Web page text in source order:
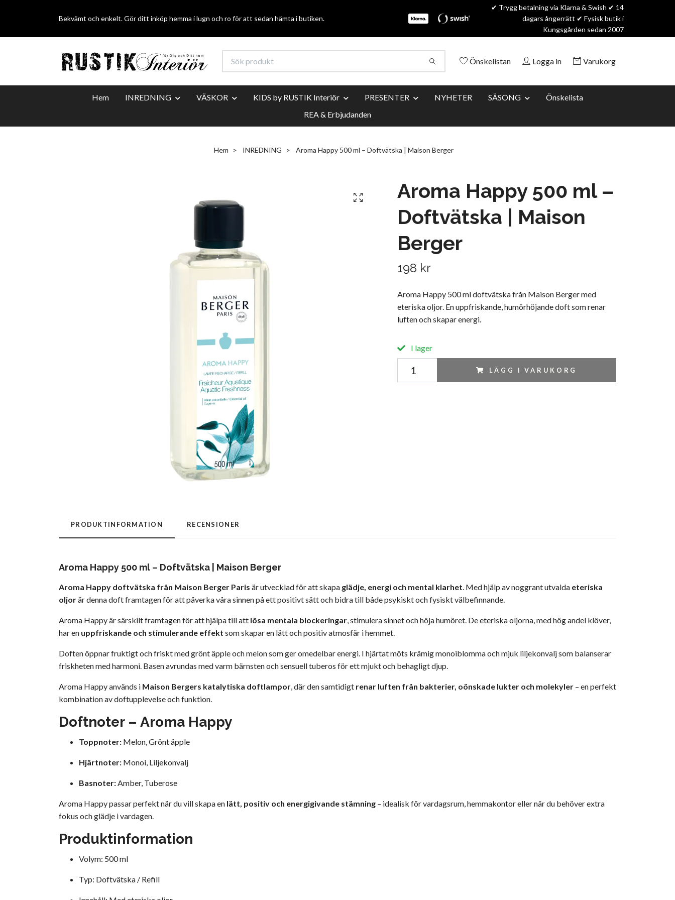
Bekvämt och enkelt. Gör ditt inköp hemma i lugn och ro för att sedan hämta i butiken.
✔ Trygg betalning via Klarna & Swish ✔ 14
dagars ångerrätt ✔ Fysisk butik i
Kungsgården sedan 2007
Önskelistan Logga in Varukorg
Hem INREDNING VÄSKOR KIDS by RUSTIK Interiör PRESENTER NYHETER SÄSONG
Önskelista
REA & Erbjudanden
Hem INREDNING Aroma Happy 500 ml – Doftvätska | Maison Berger
Aroma Happy 500 ml –
Doftvätska | Maison
Berger
198 kr
Aroma Happy 500 ml doftvätska från Maison Berger med
eteriska oljor. En uppfriskande, humörhöjande doft som renar
luften och skapar energi.
I lager
LÄGG I VARUKORG
PRODUKTINFORMATION RECENSIONER
Aroma Happy 500 ml – Doftvätska | Maison Berger
Aroma Happy doftvätska från Maison Berger Paris är utvecklad för att skapa glädje, energi och mental klarhet . Med hjälp av noggrant utvalda eteriska
oljorär denna doft framtagen för att påverka våra sinnen på ett positivt sätt och bidra till både psykiskt och fysiskt välbefinnande.
Aroma Happy är särskilt framtagen för att hjälpa till att lösa mentala blockeringar , stimulera sinnet och höja humöret. De eteriska oljorna, med hög andel klöver,
har en uppfriskande och stimulerande effekt som skapar en lätt och positiv atmosfär i hemmet.
Doften öppnar fruktigt och friskt med grönt äpple och melon som ger omedelbar energi. I hjärtat möts krämig monoiblomma och mjuk liljekonvalj som balanserar
friskheten med harmoni. Basen avrundas med varm bärnsten och sensuell tuberos för ett mjukt och behagligt djup.
Aroma Happy används i Maison Bergers katalytiska doftlampor , där den samtidigt renar luften från bakterier, oönskade lukter och molekyler – en perfekt
kombination av doftupplevelse och funktion.
Doftnoter – Aroma Happy
Toppnoter: Melon, Grönt äpple
Hjärtnoter: Monoi, Liljekonvalj
Basnoter: Amber, Tuberose
Aroma Happy passar perfekt när du vill skapa en lätt, positiv och energigivande stämning – idealisk för vardagsrum, hemmakontor eller när du behöver extra
fokus och glädje i vardagen.
Produktinformation
Volym: 500 ml
Typ: Doftvätska / Refill